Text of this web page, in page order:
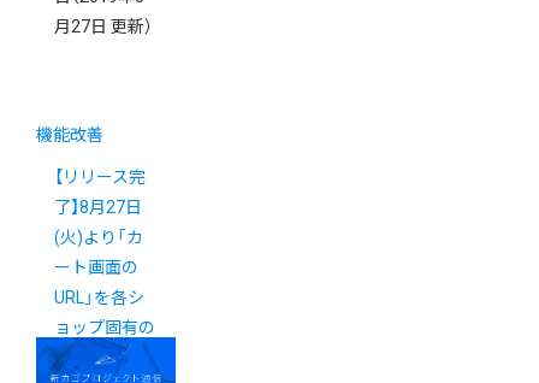
月27日 更新）
機能改善
【リリース完
了】8月27日
(火)より「カ
ート画面の
URL」を各シ
ョップ固有の
URLへ変更い